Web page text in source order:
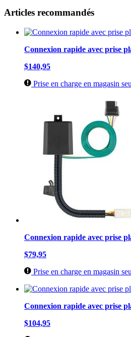
Articles recommandés
Connexion rapide avec prise
$140,95
Prise en charge en magasin
Connexion rapide avec prise
$79,95
Prise en charge en magasin
Connexion rapide avec prise
$104,95